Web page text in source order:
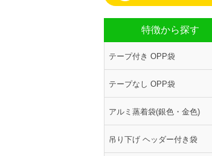
特徴から探す
テープ付き OPP袋
テープなし OPP袋
アルミ蒸着袋(銀色・金色)
吊り下げ ヘッダー付き袋